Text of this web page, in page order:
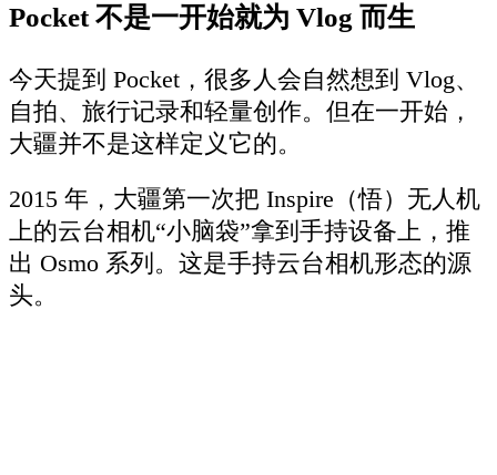
Pocket 不是一开始就为 Vlog 而生
今天提到 Pocket，很多人会自然想到 Vlog、
自拍、旅行记录和轻量创作。但在一开始，
大疆并不是这样定义它的。
2015 年，大疆第一次把 Inspire（悟）无人机
上的云台相机“小脑袋”拿到手持设备上，推
出 Osmo 系列。这是手持云台相机形态的源
头。